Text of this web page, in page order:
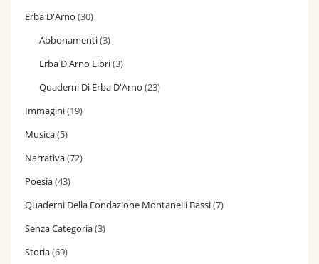
Erba D'Arno (30)
Abbonamenti(3)
Erba D'Arno Libri(3)
Quaderni Di Erba D'Arno (23)
Immagini(19)
Musica(5)
Narrativa(72)
Poesia(43)
Quaderni Della Fondazione Montanelli Bassi(7)
Senza Categoria(3)
Storia(69)